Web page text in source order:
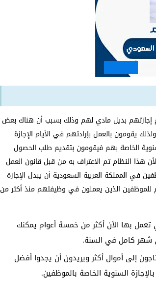
إجازتهم بديل مادي لهم وذلك بسبب أن هناك بعض
يقومون بالعمل بإرادتهم في الأيام الإجازة
الخاصة بهم فيقومون بتقديم طلب الحصول
هذا النظام تم الاعتراف به من قبل قانون العمل
المملكة العربية السعودية أن يبدل الإجازة
للموظفين الذين يعملون في وظيفتهم منذ أكثر من
بها الآن أكثر من خمسة أعوام يمكنك
شهر كامل في السنة.
إلى أموال أكثر ويريدون أن يجدوا أفضل
السنوية الخاصة بالموظفين.